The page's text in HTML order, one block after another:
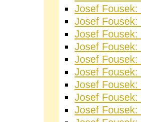
Josef
Josef
Josef
Josef
Josef
Josef
Josef
Josef
Josef